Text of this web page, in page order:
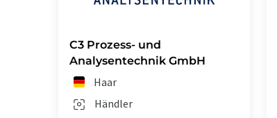
C3 Prozess- und
Analysentechnik GmbH
Haar
Händler